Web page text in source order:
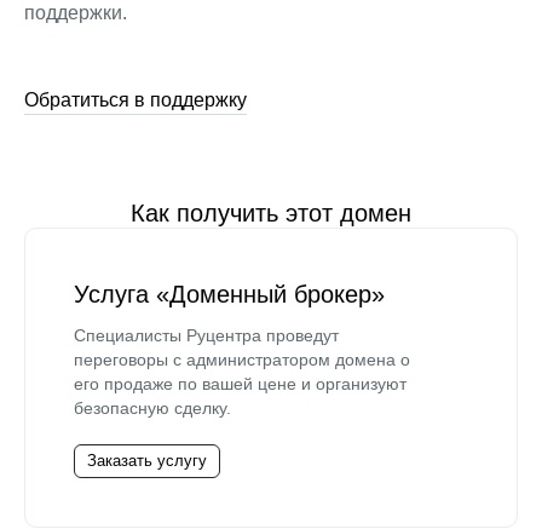
поддержки.
Обратиться в поддержку
Как получить этот домен
Услуга «Доменный брокер»
Специалисты Руцентра проведут
переговоры с администратором домена о
его продаже по вашей цене и организуют
безопасную сделку.
Заказать услугу